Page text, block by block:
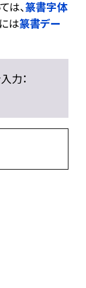
は、篆書字体
は篆書デー
力：